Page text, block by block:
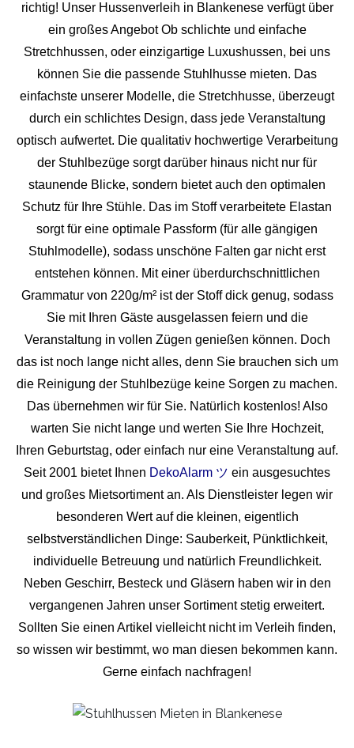
richtig! Unser Hussenverleih in Blankenese verfügt über
ein großes Angebot Ob schlichte und einfache
Stretchhussen, oder einzigartige Luxushussen, bei uns
können Sie die passende Stuhlhusse mieten. Das
einfachste unserer Modelle, die Stretchhusse, überzeugt
durch ein schlichtes Design, dass jede Veranstaltung
optisch aufwertet. Die qualitativ hochwertige Verarbeitung
der Stuhlbezüge sorgt darüber hinaus nicht nur für
staunende Blicke, sondern bietet auch den optimalen
Schutz für Ihre Stühle. Das im Stoff verarbeitete Elastan
sorgt für eine optimale Passform (für alle gängigen
Stuhlmodelle), sodass unschöne Falten gar nicht erst
entstehen können. Mit einer überdurchschnittlichen
Grammatur von 220g/m² ist der Stoff dick genug, sodass
Sie mit Ihren Gäste ausgelassen feiern und die
Veranstaltung in vollen Zügen genießen können. Doch
das ist noch lange nicht alles, denn Sie brauchen sich um
die Reinigung der Stuhlbezüge keine Sorgen zu machen.
Das übernehmen wir für Sie. Natürlich kostenlos! Also
warten Sie nicht lange und werten Sie Ihre Hochzeit,
Ihren Geburtstag, oder einfach nur eine Veranstaltung auf.
Seit 2001 bietet Ihnen DekoAlarm ツ ein ausgesuchtes
und großes Mietsortiment an. Als Dienstleister legen wir
besonderen Wert auf die kleinen, eigentlich
selbstverständlichen Dinge: Sauberkeit, Pünktlichkeit,
individuelle Betreuung und natürlich Freundlichkeit.
Neben Geschirr, Besteck und Gläsern haben wir in den
vergangenen Jahren unser Sortiment stetig erweitert.
Sollten Sie einen Artikel vielleicht nicht im Verleih finden,
so wissen wir bestimmt, wo man diesen bekommen kann.
Gerne einfach nachfragen!